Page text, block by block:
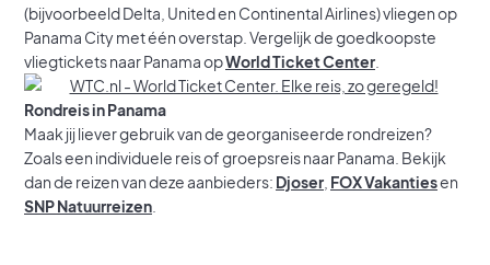
(bijvoorbeeld Delta, United en Continental Airlines) vliegen op
Panama City met één overstap. Vergelijk de goedkoopste
vliegtickets naar Panama opWorld Ticket Center
Rondreis in Panama
Maak jij liever gebruik van de georganiseerde rondreizen?
Zoals een individuele reis of groepsreis naar Panama. Bekijk
dan de reizen van deze aanbieders: Djoser FOX Vakantiesen
SNP Natuurreizen